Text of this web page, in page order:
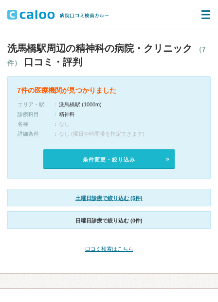
洗馬橋駅周辺の精神科の病院・クリニック
（7
件）
口コミ・評判
7件の医療機関が見つかりました
エリア・駅
洗馬橋駅 (1000m)
診療科目
精神科
名称
なし
詳細条件
なし (曜日や時間帯を指定できます)
条件変更・絞り込み
土曜日診療で絞り込む (5件)
日曜日診療で絞り込む (0件)
口コミ検索はこちら